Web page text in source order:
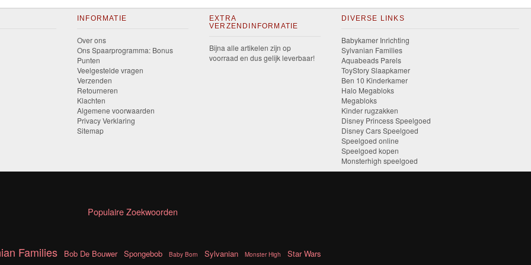
INFORMATIE
Over ons
Ons Spaarprogramma: Bonus
Punten
Veelgestelde vragen
Verzenden
Retourneren
Klachten
Algemene voorwaarden
Privacy Verklaring
Sitemap
EXTRA
VERZENDINFORMATIE
Bijna alle artikelen zijn op
voorraad en dus gelijk leverbaar!
DIVERSE LINKS
Babykamer Inrichting
Sylvanian Families
Aquabeads Parels
ToyStory Slaapkamer
Ben 10 Kinderkamer
Halo Megabloks
Megabloks
Kinder rugzakken
Disney Princess Speelgoed
Disney Cars Speelgoed
Speelgoed online
Speelgoed kopen
Monsterhigh speelgoed
Populaire Zoekwoorden
Families Bob De Bouwer Spongebob Baby Born Sylvanian Monster High Star Wars